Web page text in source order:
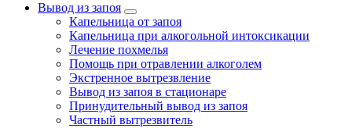
Вывод из запоя
Капельница от запоя
Капельница при алкогольной интоксикации
Лечение похмелья
Помощь при отравлении алкоголем
Экстренное вытрезвление
Вывод из запоя в стационаре
Принудительный вывод из запоя
Частный вытрезвитель